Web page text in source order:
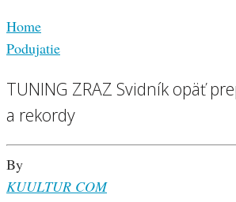
Home
Podujatie
TUNING ZRAZ Svidník opäť
a rekordy
By
KUULTUR COM